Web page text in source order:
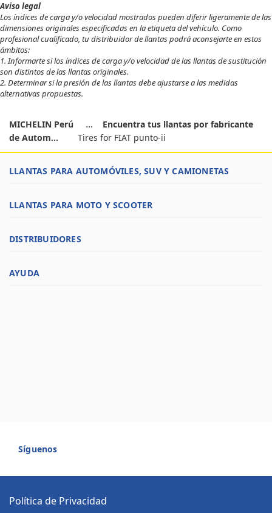
Aviso legal
Los índices de carga y/o velocidad mostrados pueden diferir ligeramente de las
dimensiones originales especificadas en la etiqueta del vehículo. Como
profesional cualificado, tu distribuidor de llantas podrá aconsejarte en estos
ámbitos:
1. Informarte si los índices de carga y/o velocidad de las llantas de sustitución
son distintos de las llantas originales.
2. Determinar si la presión de las llantas debe ajustarse a las medidas
alternativas propuestas.
MICHELIN Perú
Encuentra tus llantas por fabricante
de Autom...
Tires for FIAT punto-ii
LLANTAS PARA AUTOMÓVILES, SUV Y CAMIONETAS
LLANTAS PARA MOTO Y SCOOTER
DISTRIBUIDORES
AYUDA
Síguenos
Política de Privacidad